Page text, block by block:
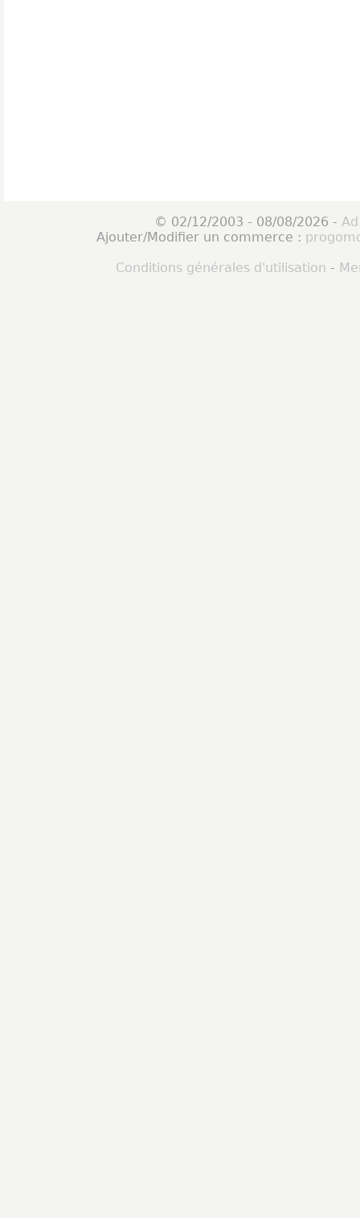
© 02/12/2003 - 08/08/2026 -
Ajouter/Modifier un commerce :
Conditions générales d'utilisation -